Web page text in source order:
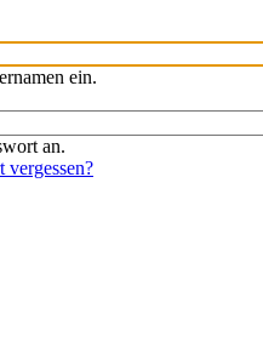
ein.
an.
vergessen?